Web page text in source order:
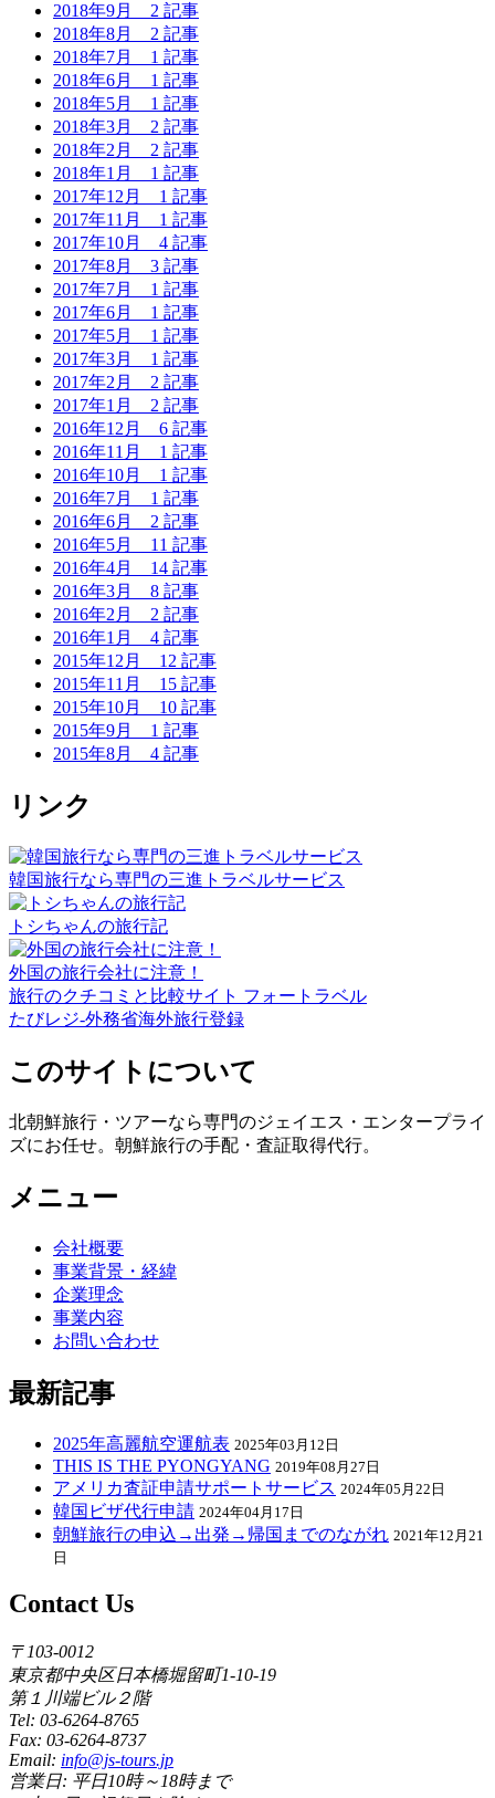
2018年9月 2 記事
2018年8月 2 記事
2018年7月 1 記事
2018年6月 1 記事
2018年5月 1 記事
2018年3月 2 記事
2018年2月 2 記事
2018年1月 1 記事
2017年12月 1 記事
2017年11月 1 記事
2017年10月 4 記事
2017年8月 3 記事
2017年7月 1 記事
2017年6月 1 記事
2017年5月 1 記事
2017年3月 1 記事
2017年2月 2 記事
2017年1月 2 記事
2016年12月 6 記事
2016年11月 1 記事
2016年10月 1 記事
2016年7月 1 記事
2016年6月 2 記事
2016年5月 11 記事
2016年4月 14 記事
2016年3月 8 記事
2016年2月 2 記事
2016年1月 4 記事
2015年12月 12 記事
2015年11月 15 記事
2015年10月 10 記事
2015年9月 1 記事
2015年8月 4 記事
リンク
韓国旅行なら専門の三進トラベルサービス
トシちゃんの旅行記
外国の旅行会社に注意！
旅行のクチコミと比較サイト フォートラベル
たびレジ-外務省海外旅行登録
このサイトについて
北朝鮮旅行・ツアーなら専門のジェイエス・エンタープライ
ズにお任せ。朝鮮旅行の手配・査証取得代行。
メニュー
会社概要
事業背景・経緯
企業理念
事業内容
お問い合わせ
最新記事
2025年高麗航空運航表 2025年03月12日
THIS IS THE PYONGYANG 2019年08月27日
アメリカ査証申請サポートサービス 2024年05月22日
韓国ビザ代行申請 2024年04月17日
朝鮮旅行の申込→出発→帰国までのながれ 2021年12月21
日
Contact Us
〒103-0012
東京都中央区日本橋堀留町1-10-19
第１川端ビル２階
Tel: 03-6264-8765
Fax: 03-6264-8737
Email: info@js-tours.jp
営業日: 平日10時～18時まで